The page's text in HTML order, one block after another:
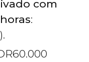
com
:
60.000